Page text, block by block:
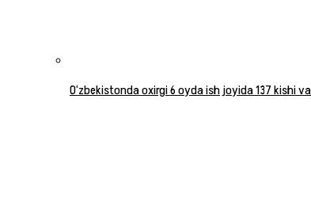
O‘zbekistonda oxirgi 6 oyda ish joyida 137 kishi